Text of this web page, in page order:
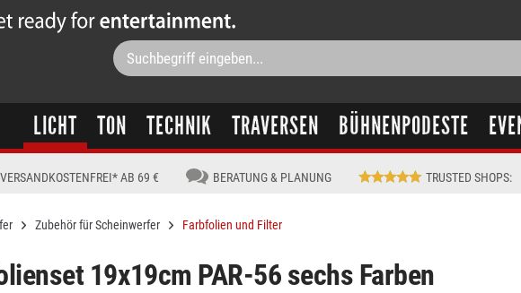
LICHT TON TECHNIK TRAVERSEN BÜHNENPODESTE
VERSANDKOSTENFREI* AB 69 € BERATUNG & PLANUNG TRUSTED SHOPS:
Zubehör für Scheinwerfer Farbfolien und Filter
19x19cm PAR-56 sechs Farben